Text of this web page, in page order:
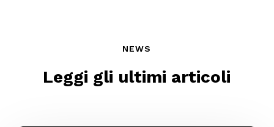
NEWS
Leggi gli ultimi articoli